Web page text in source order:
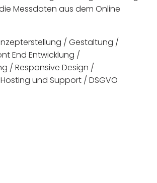
Messdaten aus dem Online
/ Gestaltung /
End Entwicklung /
/ Responsive Design /
und Support / DSGVO